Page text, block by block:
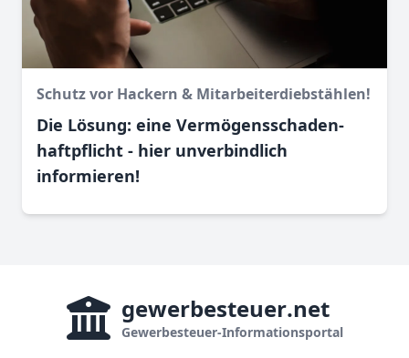
Schutz vor Hackern & Mitarbeiter­diebstählen!
Die Lösung: eine Vermögensschaden­­
haftpflicht - hier unverbindlich
informieren!
gewerbesteuer.net
Gewerbesteuer-Informationsportal